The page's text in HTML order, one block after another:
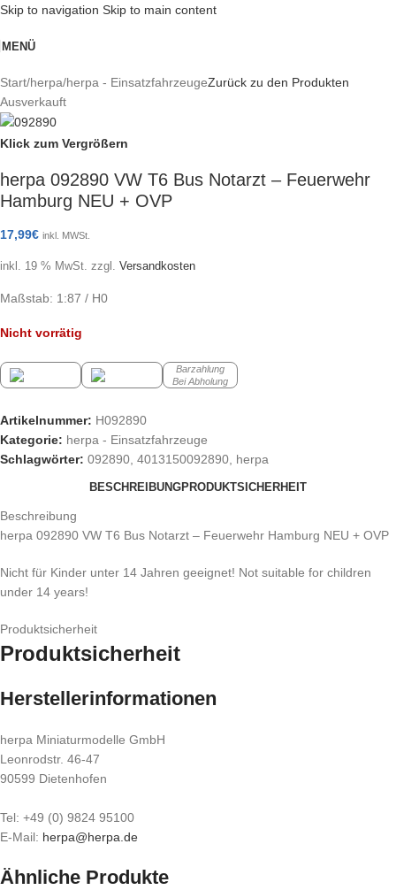
Skip to navigation Skip to main content
MENÜ
Start/herpa/herpa - EinsatzfahrzeugeZurück zu den Produkten
Ausverkauft
Klick zum Vergrößern
herpa 092890 VW T6 Bus Notarzt – Feuerwehr
Hamburg NEU + OVP
17,99€ inkl. MWSt.
inkl. 19 % MwSt. zzgl. Versandkosten
Maßstab: 1:87 / H0
Nicht vorrätig
Barzahlung
Bei Abholung
Artikelnummer: H092890
Kategorie: herpa - Einsatzfahrzeuge
Schlagwörter: 092890, 4013150092890, herpa
BESCHREIBUNGPRODUKTSICHERHEIT
Beschreibung
herpa 092890 VW T6 Bus Notarzt – Feuerwehr Hamburg NEU + OVP
Nicht für Kinder unter 14 Jahren geeignet! Not suitable for children
under 14 years!
Produktsicherheit
Produktsicherheit
Herstellerinformationen
herpa Miniaturmodelle GmbH
Leonrodstr. 46-47
90599 Dietenhofen
Tel: +49 (0) 9824 95100
E-Mail: herpa@herpa.de
Ähnliche Produkte